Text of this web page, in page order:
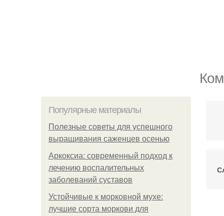
Популярные материалы
Полезные советы для успешного
выращивания саженцев осенью
Аркоксиа: современный подход к
лечению воспалительных
заболеваний суставов
Устойчивые к морковной мухе:
лучшие сорта моркови для